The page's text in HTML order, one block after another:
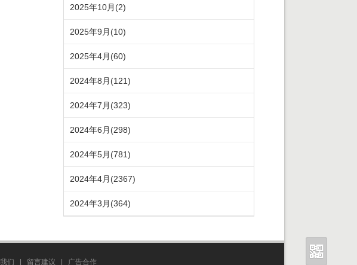
2025年10月(2)
2025年9月(10)
2025年4月(60)
2024年8月(121)
2024年7月(323)
2024年6月(298)
2024年5月(781)
2024年4月(2367)
2024年3月(364)
们 留言建议 广告合作